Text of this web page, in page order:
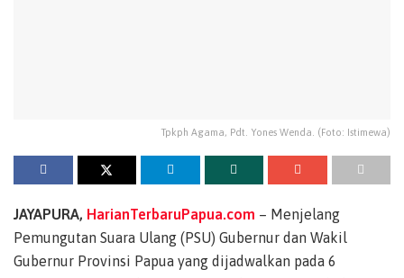
Tpkph Agama, Pdt. Yones Wenda. (Foto: Istimewa)
JAYAPURA, HarianTerbaruPapua.com – Menjelang
Pemungutan Suara Ulang (PSU) Gubernur dan Wakil
Gubernur Provinsi Papua yang dijadwalkan pada 6